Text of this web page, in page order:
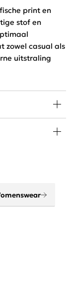
print en
stof en
zowel casual als
uitstraling
je elk seizoen
constant